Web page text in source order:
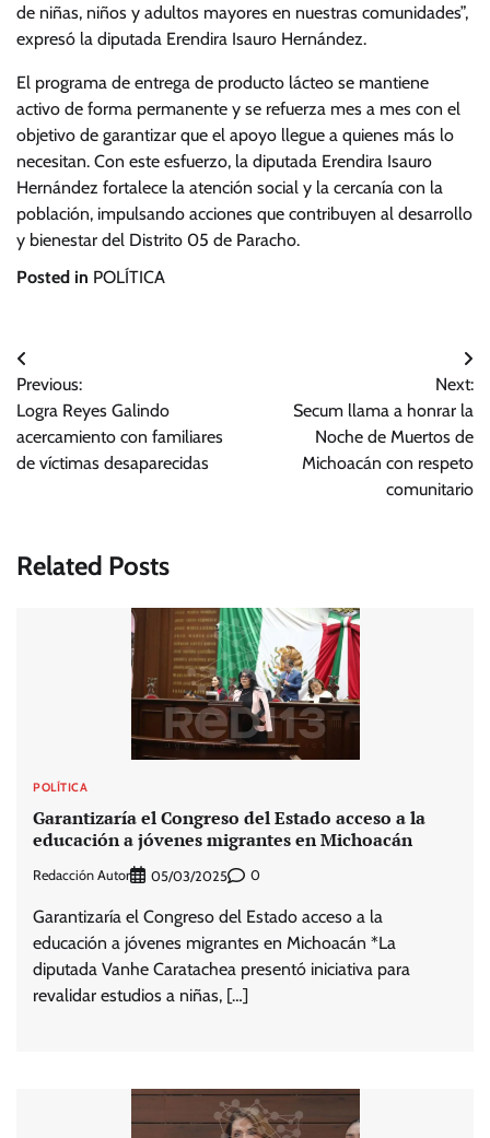
de niñas, niños y adultos mayores en nuestras comunidades”,
expresó la diputada Erendira Isauro Hernández.
El programa de entrega de producto lácteo se mantiene
activo de forma permanente y se refuerza mes a mes con el
objetivo de garantizar que el apoyo llegue a quienes más lo
necesitan. Con este esfuerzo, la diputada Erendira Isauro
Hernández fortalece la atención social y la cercanía con la
población, impulsando acciones que contribuyen al desarrollo
y bienestar del Distrito 05 de Paracho.
Posted in POLÍTICA
Navegación
de
entradas
Previous:
Logra Reyes Galindo
acercamiento con familiares
de víctimas desaparecidas
Next:
Secum llama a honrar la
Noche de Muertos de
Michoacán con respeto
comunitario
Related Posts
POLÍTICA
Garantizaría el Congreso del Estado acceso a la
educación a jóvenes migrantes en Michoacán
Redacción Autor 05/03/2025 0
Garantizaría el Congreso del Estado acceso a la
educación a jóvenes migrantes en Michoacán *La
diputada Vanhe Caratachea presentó iniciativa para
revalidar estudios a niñas, […]